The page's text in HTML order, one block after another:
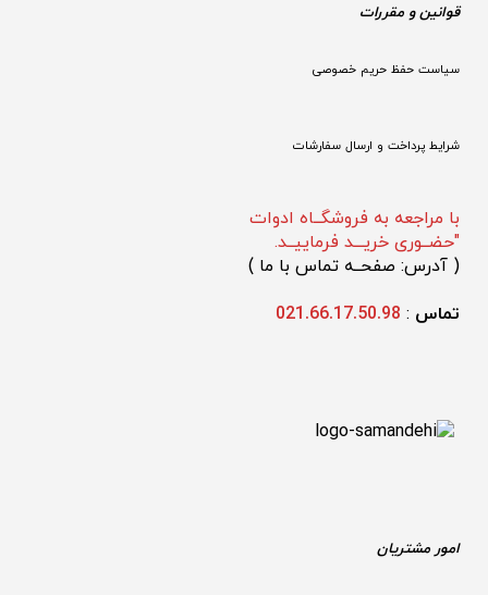
قوانین و مقررات
سیاست حفظ حریم خصوصی
شرایط پرداخت و ارسال سفارشات
با مراجعه به فروشگــاه ادوات
"حضــوری خریـــد فرماییــد.
( آدرس: صفحــه تماس با ما )
تماس :
021.66.17.50.98
امور مشتریان